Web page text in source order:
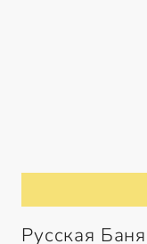
Русская Баня